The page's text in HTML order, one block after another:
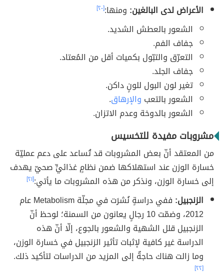
الأعراض لدى البالغين: ومنها:[٢٠]
الشعور بالعطش الشديد.
جفاف الفم.
التعرّق والتبّول بكميات أقل من المُعتاد.
جفاف الجلد.
تغير لون البول للونٍ داكن.
الشعور بالتعب والإرهاق.
الشعور بالدوخة وعدم الاتزان.
مشروبات مفيدة للتخسيس
من المعتقد أنّ بعض المشروبات قد تُساعد على دعم عمليّة
خسارة الوزن عند استهلاكها ضمن نظامٍ غذائيٍّ صحيّ يهدف
إلى خسارة الوزن، ونذكر من هذه المشروبات ما يأتي:[٢١]
الزنجبيل:
ففي دراسةٍ نُشرَت في مجلّة Metabolism عام
2012، وضمّت 10 رجالٍ يعانون من السمنة؛ لوحظ أنّ
الزنجبيل قلل الشهية والشعور بالجوع، إلّا أنّ هذه
الدراسة غير كافية لإثبات تأثير الزنجبيل في خسارة الوزن،
وما زالت هناك حاجةٌ إلى المزيد من الدراسات لتأكيد ذلك.
[٢٢]